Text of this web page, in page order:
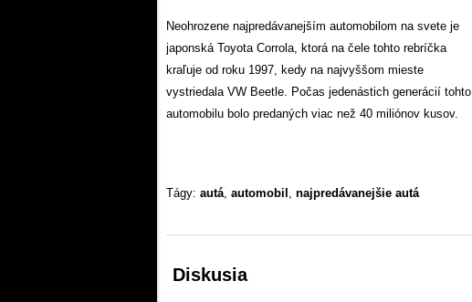
Neohrozene najpredávanejším automobilom na svete je
japonská Toyota Corrola, ktorá na čele tohto rebríčka
kraľuje od roku 1997, kedy na najvyššom mieste
vystriedala VW Beetle. Počas jedenástich generácií tohto
automobilu bolo predaných viac než 40 miliónov kusov.
Tágy: autá, automobil , najpredávanejšie autá
Diskusia